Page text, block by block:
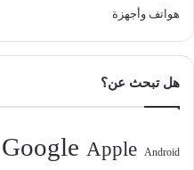
هواتف وأجهزة
هل تبحث عن؟
Android
Apple
Google